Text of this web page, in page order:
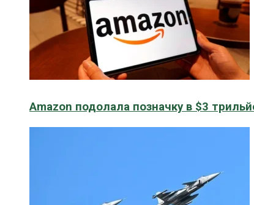
Amazon подолала позначку в $3